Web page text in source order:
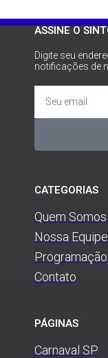
ASSINE O
Digite seu
notificações de
CATEGORIAS
Quem Somos
Nossa Equipe
Programação
Contato
PÁGINAS
Carnaval SP